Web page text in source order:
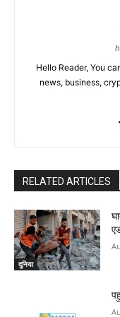
Hello Reader, You
news, business,
RELATED ARTICLES
दुनिया